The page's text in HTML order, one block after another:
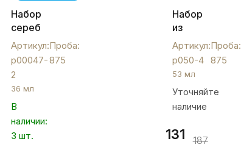
Набор
серебряных
рюмок-
чарок
на
ножке,
р00047-
2
Артикул:
р00047-
2
Проба:
875
36 мл
В
наличии:
3 шт.
Набор
из
четырех
серебряных
рюмок
на 50
мл,
р050-
Артикул:
р050-4
Проба:
875
53 мл
Уточняйте
наличие
131
187